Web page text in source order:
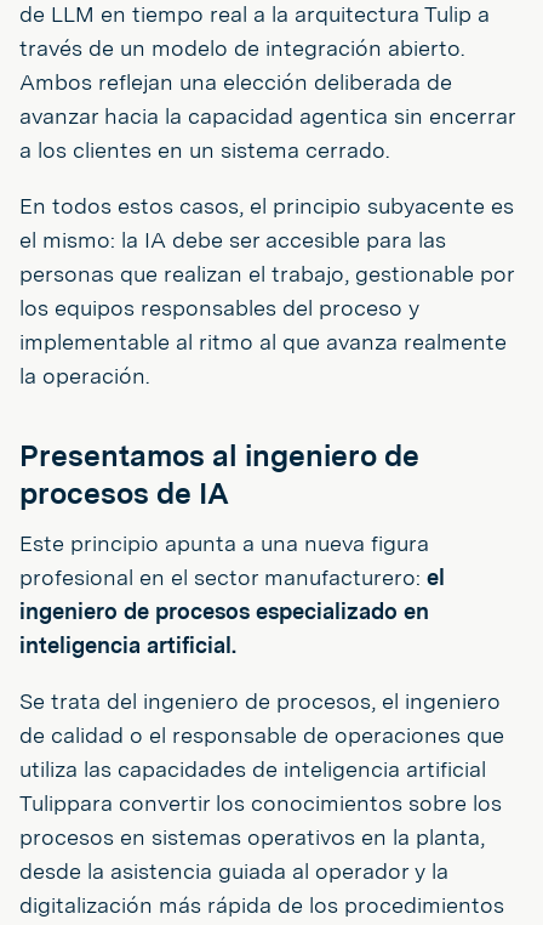
de LLM en tiempo real a la arquitectura Tulip a
través de un modelo de integración abierto.
Ambos reflejan una elección deliberada de
avanzar hacia la capacidad agentica sin encerrar
a los clientes en un sistema cerrado.
En todos estos casos, el principio subyacente es
el mismo: la IA debe ser accesible para las
personas que realizan el trabajo, gestionable por
los equipos responsables del proceso y
implementable al ritmo al que avanza realmente
la operación.
Presentamos al ingeniero de
procesos de IA
Este principio apunta a una nueva figura
profesional en el sector manufacturero: el
ingeniero de procesos especializado en
inteligencia artificial.
Se trata del ingeniero de procesos, el ingeniero
de calidad o el responsable de operaciones que
utiliza las capacidades de inteligencia artificial
Tulippara convertir los conocimientos sobre los
procesos en sistemas operativos en la planta,
desde la asistencia guiada al operador y la
digitalización más rápida de los procedimientos